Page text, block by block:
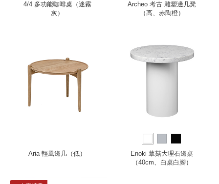
4/4 多功能咖啡桌（迷霧
灰）
Archeo 考古 雕塑邊几凳
（高、赤陶橙）
Aria 輕風邊几（低）
Enoki 蕈菇大理石邊桌
（40cm、白桌白腳）